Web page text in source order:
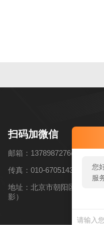
您
服
您
了
扫码加微信
邮箱：1378987276@qq.com
传真：010-67051434
地址：北京市朝阳区高碑店
影）